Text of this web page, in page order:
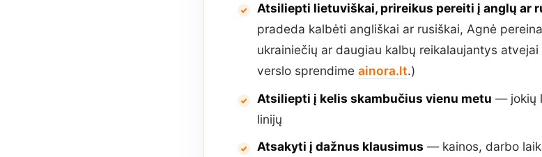
Atsiliepti lietuviškai, prireikus pereiti į anglų ar
pradeda kalbėti angliškai ar rusiškai, Agnė
ukrainiečių ar daugiau kalbų reikalaujantys
verslo sprendime ainora.lt.)
Atsiliepti į kelis skambučius vienu metu — jokių
linijų
Atsakyti į dažnus klausimus — kainos, darbo